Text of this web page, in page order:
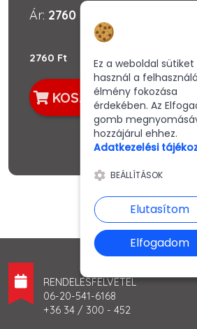
Ár: 2760 Ft
2760 Ft
KOSÁRBA
RENDELÉSFELVÉTEL
06-20-541-6168
+36 34 / 300 - 452
Ez a weboldal sütiket
használ a
élmény fokozása
érdekében. Az
gomb
hozzájárul ehhez.
Adatkezelési
BEÁLLÍTÁSOK
Elutasítom
Elfogadom